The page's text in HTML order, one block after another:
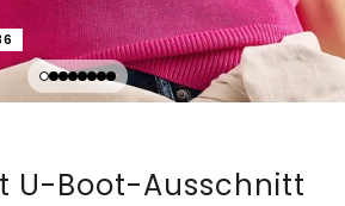
U-Boot-Ausschnitt